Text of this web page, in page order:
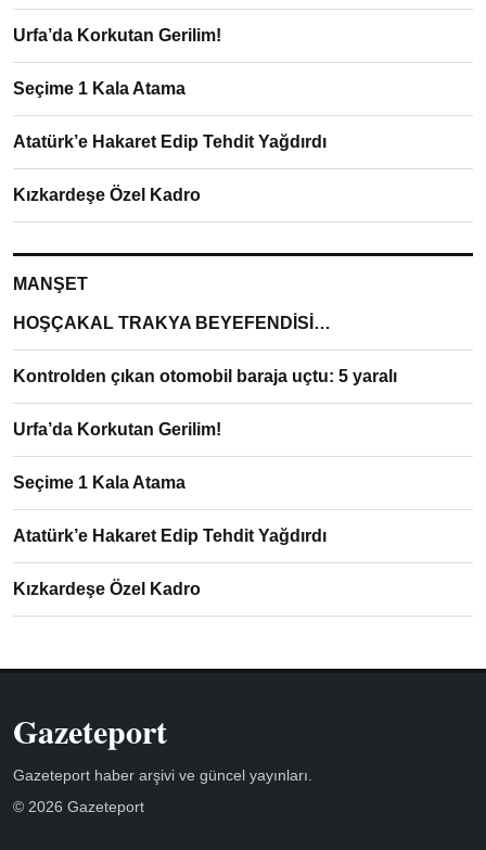
Urfa’da Korkutan Gerilim!
Seçime 1 Kala Atama
Atatürk’e Hakaret Edip Tehdit Yağdırdı
Kızkardeşe Özel Kadro
MANŞET
HOŞÇAKAL TRAKYA BEYEFENDİSİ…
Kontrolden çıkan otomobil baraja uçtu: 5 yaralı
Urfa’da Korkutan Gerilim!
Seçime 1 Kala Atama
Atatürk’e Hakaret Edip Tehdit Yağdırdı
Kızkardeşe Özel Kadro
Gazeteport
Gazeteport haber arşivi ve güncel yayınları.
© 2026 Gazeteport